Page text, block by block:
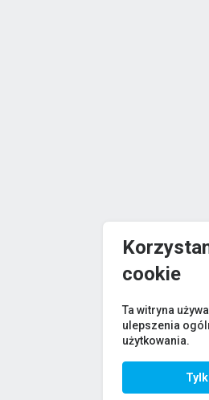
cookie
Ta witryna
ulepszenia
użytkowania.